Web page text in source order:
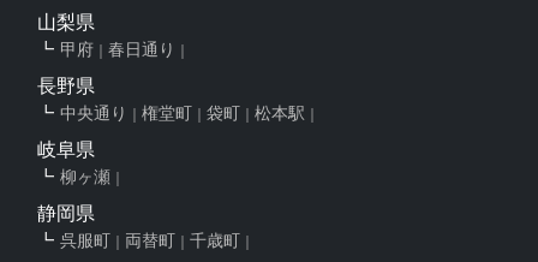
山梨県
甲府 春日通り
長野県
中央通り 権堂町 袋町 松本駅
岐阜県
柳ヶ瀬
静岡県
呉服町 両替町 千歳町